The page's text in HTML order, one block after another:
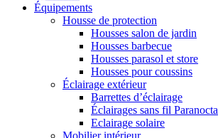
Équipements
Housse de protection
Housses salon de jardin
Housses barbecue
Housses parasol et store
Housses pour coussins
Éclairage extérieur
Barrettes d’éclairage
Éclairages sans fil Paranocta
Eclairage solaire
Mobilier intérieur